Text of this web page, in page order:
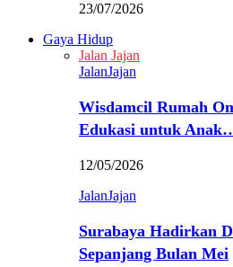
23/07/2026
Gaya Hidup
Jalan Jajan
JalanJajan
Wisdamcil Rumah
Edukasi untuk
12/05/2026
JalanJajan
Surabaya Hadirkan
Sepanjang Bulan Mei